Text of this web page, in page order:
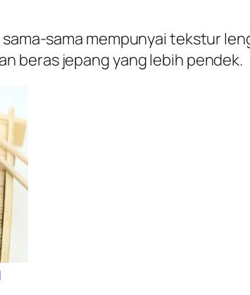
sama mempunyai tekstur
beras jepang yang lebih pendek.